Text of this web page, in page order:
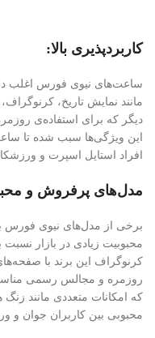
کاربردپذیری بالا:
ساعت‌های نیوی فورس اغلب
مانند نمایش تاریخ،
دیگر که برای استفاده‌ی
این ویژگی‌ها سبب شده تا
افراد استایل اسپرت و
مدل‌های پرفروش و
برخی از مدل‌های نیوی
محبوبیت زیادی در بازار نسبت
کرنوگراف این برند با
روزمره و مجالس رسمی
که امکانات متعددی مانند زنگ
محبوبی بین کاربران جوان و